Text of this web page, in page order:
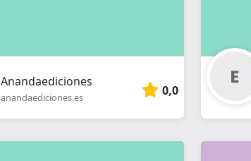
Anandaediciones
anandaediciones.es 0,0